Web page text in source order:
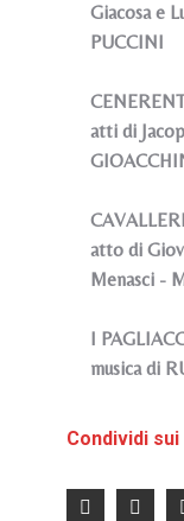
Giacosa e
PUCCINI
atti di
atto di
Menasci -
I
musica di
Condividi